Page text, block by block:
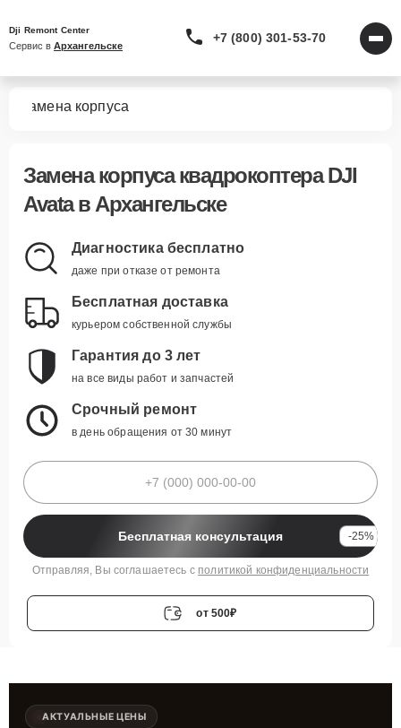
Dji Remont Center
Сервис в Архангельске
+7 (800) 301-53-70
Замена корпуса
Замена корпуса квадрокоптера DJI
Avata в Архангельске
Диагностика бесплатно
даже при отказе от ремонта
Бесплатная доставка
курьером собственной службы
Гарантия до 3 лет
на все виды работ и запчастей
Срочный ремонт
в день обращения от 30 минут
Бесплатная консультация -25%
Отправляя, Вы соглашаетесь с политикой конфиденциальности
от 500₽
АКТУАЛЬНЫЕ ЦЕНЫ